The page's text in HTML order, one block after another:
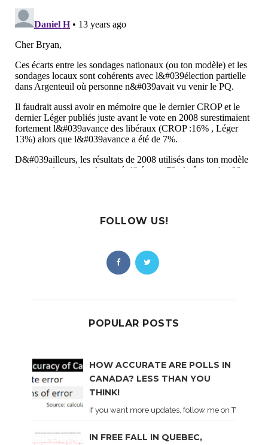
FOLLOW US!
POPULAR POSTS
HOW ACCURATE ARE POLLS IN
CANADA? LESS THAN YOU
THINK!
If you want more updates, follow me on Twitter .
IN FREE FALL IN QUEBEC,